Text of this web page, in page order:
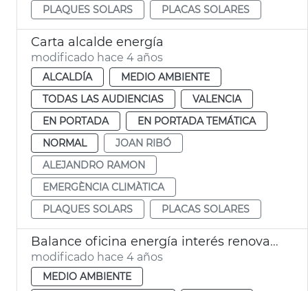
PLAQUES SOLARS
PLACAS SOLARES
Carta alcalde energía
modificado hace 4 años
ALCALDÍA
MEDIO AMBIENTE
TODAS LAS AUDIENCIAS
VALENCIA
EN PORTADA
EN PORTADA TEMÁTICA
NORMAL
JOAN RIBÓ
ALEJANDRO RAMON
EMERGÈNCIA CLIMÀTICA
PLAQUES SOLARS
PLACAS SOLARES
Balance oficina energía interés renovables
modificado hace 4 años
MEDIO AMBIENTE